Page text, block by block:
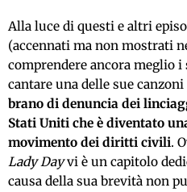
Alla luce di questi e altri
(accennati ma non mostrati
comprendere ancora meglio
cantare una delle sue
brano di denuncia dei
Stati Uniti che è diventato
movimento dei diritti civili.
Lady Dayvi è un capitolo
causa della sua brevità non